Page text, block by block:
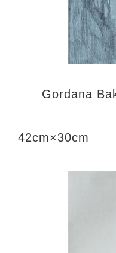
Gordana
42cm×30cm